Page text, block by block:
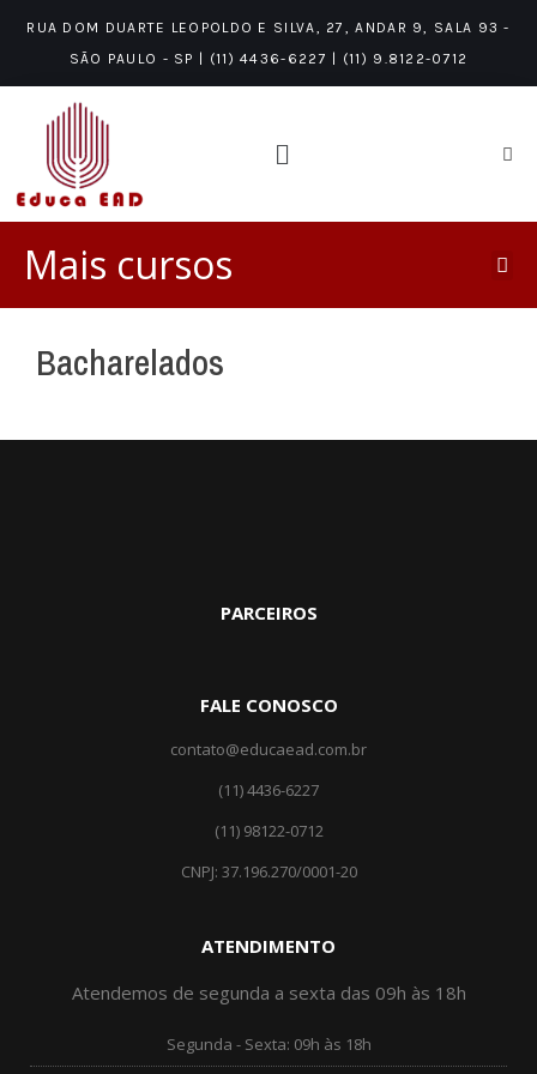
RUA DOM DUARTE LEOPOLDO E SILVA, 27, ANDAR 9, SALA 93 -
SÃO PAULO - SP | (11) 4436-6227 | (11) 9.8122-0712
Mais cursos
Bacharelados
PARCEIROS
FALE CONOSCO
contato@educaead.com.br
(11) 4436-6227
(11) ‎98122-0712
CNPJ: 37.196.270/0001-20
ATENDIMENTO
Atendemos de segunda a sexta das 09h às 18h
Segunda - Sexta: 09h às 18h